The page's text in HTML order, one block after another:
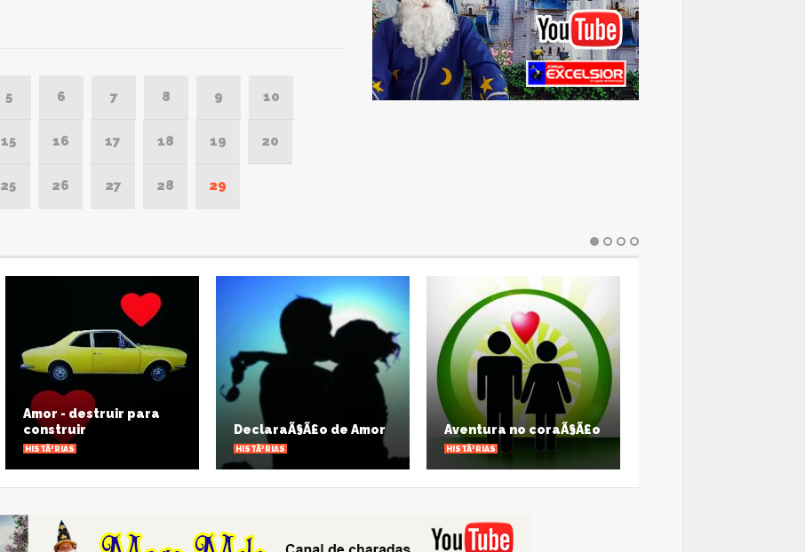
5 6 7 8 9 10
15 16 17 18 19 20
25 26 27 28 29
Amor - destruir para
construir
HISTÃ³RIAS
DeclaraÃ§Ã£o de Amor
HISTÃ³RIAS
Aventura no coraÃ§Ã£o
HISTÃ³RIAS